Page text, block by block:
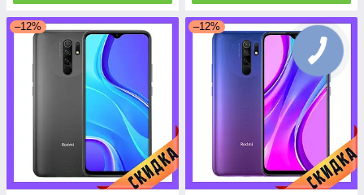
–12% –12%